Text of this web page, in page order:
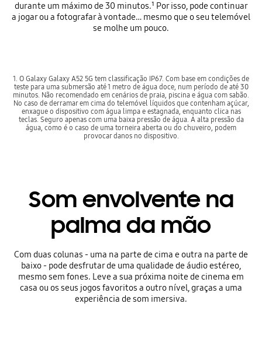
durante um máximo de 30 minutos.¹ Por isso, pode continuar
a jogar ou a fotografar à vontade… mesmo que o seu telemóvel
se molhe um pouco.
1. O Galaxy Galaxy A52 5G tem classificação IP67. Com base em condições de
teste para uma submersão até 1 metro de água doce, num período de até 30
minutos. Não recomendado em cenários de praia, piscina e água com sabão.
No caso de derramar em cima do telemóvel líquidos que contenham açúcar,
enxague o dispositivo com água limpa e estagnada, enquanto clica nas
teclas. Seguro apenas com uma baixa pressão de água. A alta pressão da
água, como é o caso de uma torneira aberta ou do chuveiro, podem
provocar danos no dispositivo.
Som envolvente na
palma da mão
Com duas colunas - uma na parte de cima e outra na parte de
baixo - pode desfrutar de uma qualidade de áudio estéreo,
mesmo sem fones. Leve a sua próxima noite de cinema em
casa ou os seus jogos favoritos a outro nível, graças a uma
experiência de som imersiva.